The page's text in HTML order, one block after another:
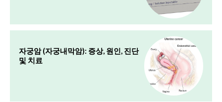
자궁암 (자궁내막암): 증상, 원인, 진단
및 치료